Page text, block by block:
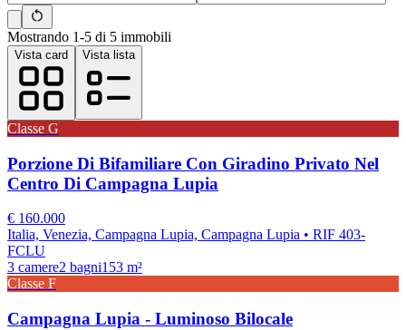
Mostrando 1-5 di 5 immobili
Vista card Vista lista
Classe G
Porzione Di Bifamiliare Con Giradino Privato Nel
Centro Di Campagna Lupia
€ 160.000
Italia, Venezia, Campagna Lupia, Campagna Lupia • RIF 403-
FCLU
3 camere2 bagni153 m²
Classe F
Campagna Lupia - Luminoso Bilocale